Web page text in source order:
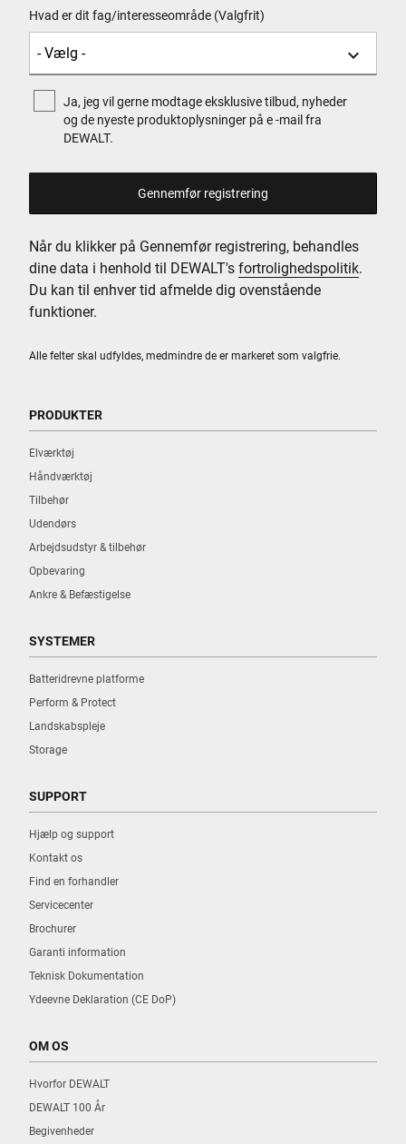
Alle felter skal udfyldes, medmindre de er markeret som valgfrie.
Hvad er dit fag/interesseområde (Valgfrit)
Ja, jeg vil gerne modtage eksklusive tilbud, nyheder
og de nyeste produktoplysninger på e -mail fra
DEWALT.
Når du klikker på Gennemfør registrering, behandles
dine data i henhold til DEWALT's fortrolighedspolitik.
Du kan til enhver tid afmelde dig ovenstående
funktioner.
PRODUKTER
Elværktøj
Håndværktøj
Tilbehør
Udendørs
Arbejdsudstyr & tilbehør
Opbevaring
Ankre & Befæstigelse
SYSTEMER
Batteridrevne platforme
Perform & Protect
Landskabspleje
Storage
SUPPORT
Hjælp og support
Kontakt os
Find en forhandler
Servicecenter
Brochurer
Garanti information
Teknisk Dokumentation
Ydeevne Deklaration (CE DoP)
OM OS
Hvorfor DEWALT
DEWALT 100 År
Begivenheder